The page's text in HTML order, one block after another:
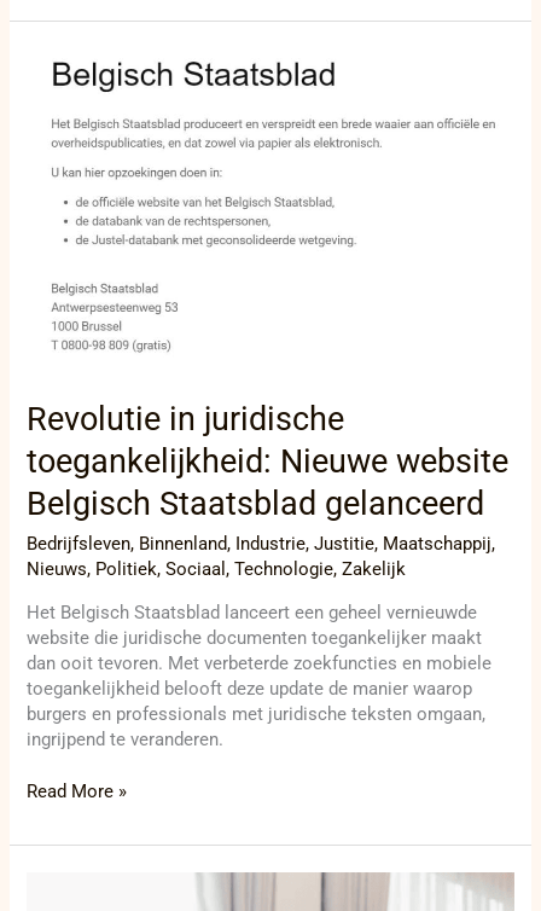
Revolutie in juridische
toegankelijkheid: Nieuwe website
Belgisch Staatsblad gelanceerd
Bedrijfsleven, Binnenland, Industrie,Justitie, Maatschappij,
Nieuws, Politiek,Sociaal,Technologie,Zakelijk
Het Belgisch Staatsblad lanceert een geheel vernieuwde
website die juridische documenten toegankelijker maakt
dan ooit tevoren. Met verbeterde zoekfuncties en mobiele
toegankelijkheid belooft deze update de manier waarop
burgers en professionals met juridische teksten omgaan,
ingrijpend te veranderen.
Revolutie
toegankelijkheid:
Belgisch
Staatsblad
Read More »